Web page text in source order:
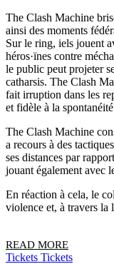
The Clash Machine
ainsi des moments
Sur le ring, iels jouent
héros·ïnes contre
le public peut projeter
catharsis. The Clash
fait irruption dans les
et fidèle à la
The Clash Machine
a recours à des
ses distances par
jouant également avec
En réaction à cela, le
violence et, à travers la
READ MORE
Tickets Tickets